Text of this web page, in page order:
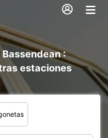
:
estaciones